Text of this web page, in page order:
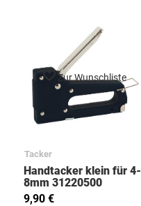
Zur Wunschliste
Tacker
Handtacker klein für 4-
8mm 31220500
9,90 €